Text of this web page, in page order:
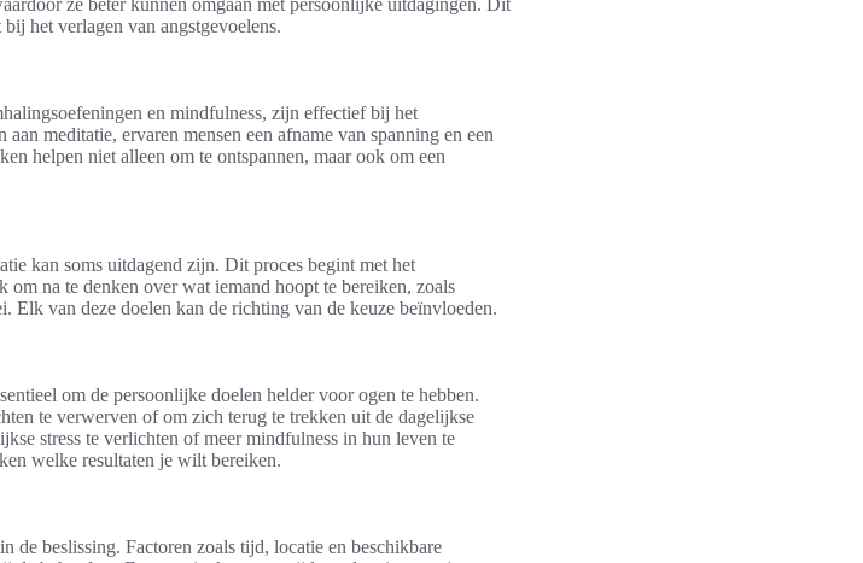
ze beter kunnen omgaan met persoonlijke uitdagingen. Dit
het verlagen van angstgevoelens.
en mindfulness, zijn effectief bij het
meditatie, ervaren mensen een afname van spanning en een
helpen niet alleen om te ontspannen, maar ook om een
kan soms uitdagend zijn. Dit proces begint met het
na te denken over wat iemand hoopt te bereiken, zoals
Elk van deze doelen kan de richting van de keuze beïnvloeden.
om de persoonlijke doelen helder voor ogen te hebben.
te verwerven of om zich terug te trekken uit de dagelijkse
stress te verlichten of meer mindfulness in hun leven te
welke resultaten je wilt bereiken.
de beslissing. Factoren zoals tijd, locatie en beschikbare